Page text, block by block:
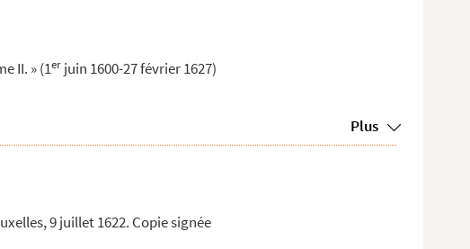
II. » (1er juin 1600-27 février 1627)
Plus
9 juillet 1622. Copie signée